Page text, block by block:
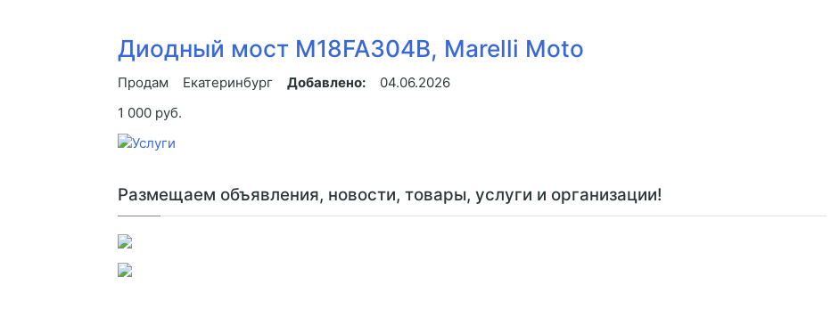
Диодный мост M18FA304B, Marelli Moto
Продам Екатеринбург Добавлено:
04.06.2026
1 000 руб.
Размещаем объявления, новости, товары, услуги и организации!